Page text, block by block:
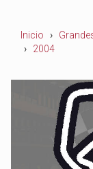
Inicio
2004